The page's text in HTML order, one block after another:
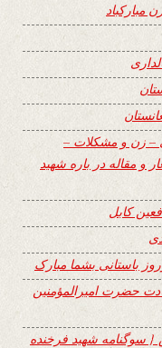
مبارکباد
– زن و مشکلات –
و مقاله در باره شهید
کابل
باستانی بشما مبارک
حضرت امیرالمؤمنین
سوگنامه شهید فرخنده